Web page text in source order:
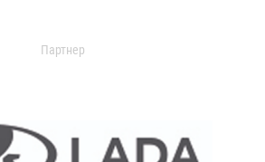
Партнер